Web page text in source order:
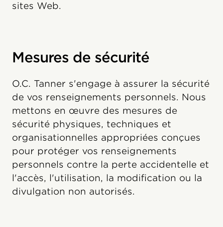
sites Web.
Mesures de sécurité
O.C. Tanner s'engage à assurer la sécurité
de vos renseignements personnels. Nous
mettons en œuvre des mesures de
sécurité physiques, techniques et
organisationnelles appropriées conçues
pour protéger vos renseignements
personnels contre la perte accidentelle et
l'accès, l'utilisation, la modification ou la
divulgation non autorisés.